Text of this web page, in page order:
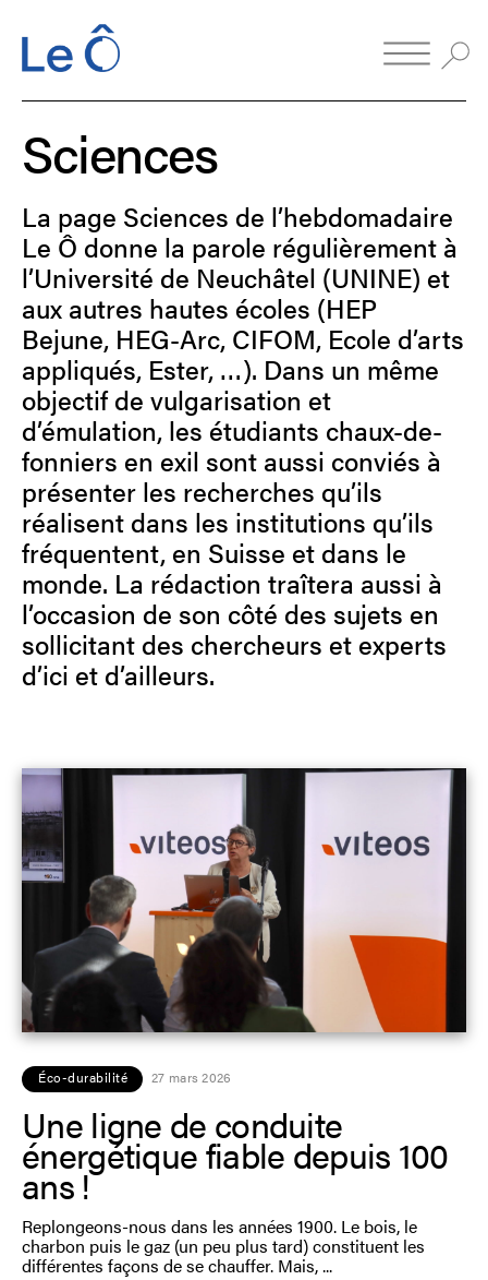
Sciences
La page Sciences de l’hebdomadaire
Le Ô donne la parole régulièrement à
l’Université de Neuchâtel (UNINE) et
aux autres hautes écoles (HEP
Bejune, HEG-Arc, CIFOM, Ecole d’arts
appliqués, Ester, …). Dans un même
objectif de vulgarisation et
d’émulation, les étudiants chaux-de-
fonniers en exil sont aussi conviés à
présenter les recherches qu’ils
réalisent dans les institutions qu’ils
fréquentent, en Suisse et dans le
monde. La rédaction traîtera aussi à
l’occasion de son côté des sujets en
sollicitant des chercheurs et experts
d’ici et d’ailleurs.
Éco-durabilité 27 mars 2026
Une ligne de conduite
énergétique fiable depuis 100
ans !
Replongeons-nous dans les années 1900. Le bois, le
charbon puis le gaz (un peu plus tard) constituent les
différentes façons de se chauffer. Mais,